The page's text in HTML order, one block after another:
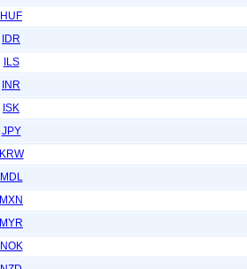
HUF
IDR
ILS
INR
ISK
JPY
KRW
MDL
MXN
MYR
NOK